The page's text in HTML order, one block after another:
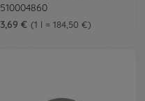
510004860
3,69 €
1 l = 184,50 €